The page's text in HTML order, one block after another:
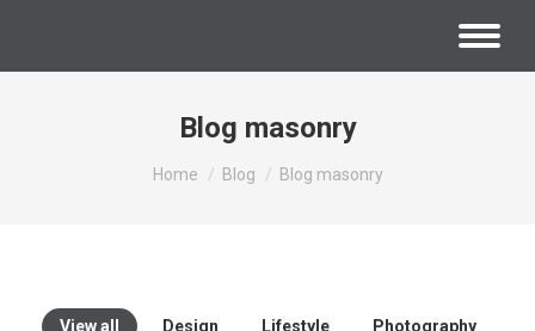
Blog masonry
You are here:
Home Blog Blog masonry
View all Design Lifestyle
Photography